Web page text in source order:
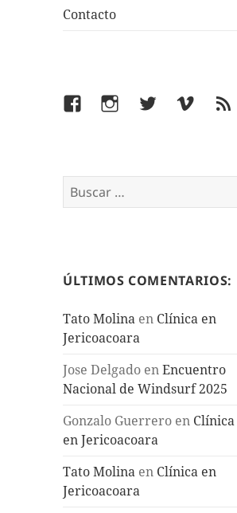
Contacto
FacebookInstagramTwitterVimeoFeed
Buscar:
ÚLTIMOS COMENTARIOS:
Tato Molina en Clínica en
Jericoacoara
Jose Delgado enEncuentro
Nacional de Windsurf 2025
Gonzalo Guerrero en Clínica
en Jericoacoara
Tato Molina en Clínica en
Jericoacoara